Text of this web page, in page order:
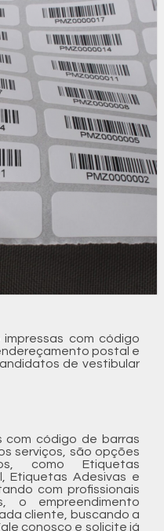
com código
postal e
de vestibular
código de barras
serviços, são opções
como Etiquetas
Etiquetas Adesivas e
com profissionais
o empreendimento
cliente, buscando a
conosco e solicite já